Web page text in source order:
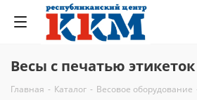
Весы с печатью этикеток
Главная - Каталог - Весовое оборудование